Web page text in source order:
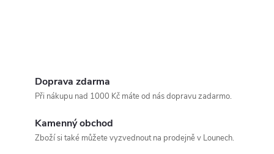
Doprava zdarma
Při nákupu nad 1000 Kč máte od nás dopravu zadarmo.
Kamenný obchod
Zboží si také můžete vyzvednout na prodejně v Lounech.